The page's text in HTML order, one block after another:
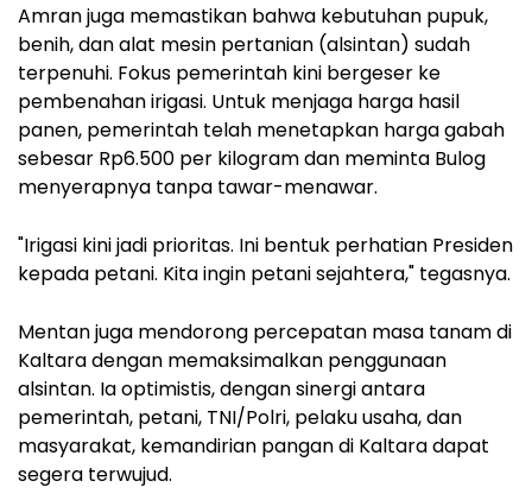
Amran juga memastikan bahwa kebutuhan pupuk,
benih, dan alat mesin pertanian (alsintan) sudah
terpenuhi. Fokus pemerintah kini bergeser ke
pembenahan irigasi. Untuk menjaga harga hasil
panen, pemerintah telah menetapkan harga gabah
sebesar Rp6.500 per kilogram dan meminta Bulog
menyerapnya tanpa tawar-menawar.
"Irigasi kini jadi prioritas. Ini bentuk perhatian Presiden
kepada petani. Kita ingin petani sejahtera," tegasnya.
Mentan juga mendorong percepatan masa tanam di
Kaltara dengan memaksimalkan penggunaan
alsintan. Ia optimistis, dengan sinergi antara
pemerintah, petani, TNI/Polri, pelaku usaha, dan
masyarakat, kemandirian pangan di Kaltara dapat
segera terwujud.